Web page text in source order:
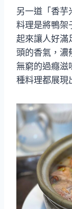
另一道「香芋
料理是將鴨架
起來讓人好滿
頭的香氣，濃
無窮的過癮滋
種料理都展現